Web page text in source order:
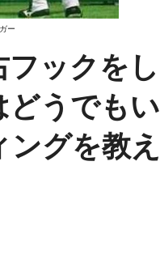
ー
ックをし
どうでもい
グを教え